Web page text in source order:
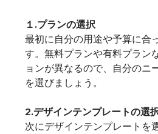
１.プランの選択
最初に自分の用途や予算に合
す。無料プランや有料プラン
ョンが異なるので、自分のニ
を選びましょう。
2.デザインテンプレートの選
次にデザインテンプレートを